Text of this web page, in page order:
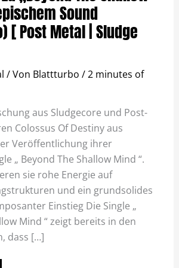
Sound
[ Post Metal | Sludge
/ Von Blattturbo /2 minutes of
aus Sludgecore und Post-
Colossus Of Destiny aus
Veröffentlichung ihrer
„ Beyond The Shallow Mind “.
sie rohe Energie auf
und ein grundsolides
Einstieg Die Single „
Mind “ zeigt bereits in den
dass […]